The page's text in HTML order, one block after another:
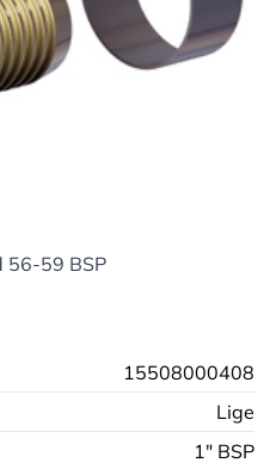
56-59 BSP
15508000408
Lige
1" BSP